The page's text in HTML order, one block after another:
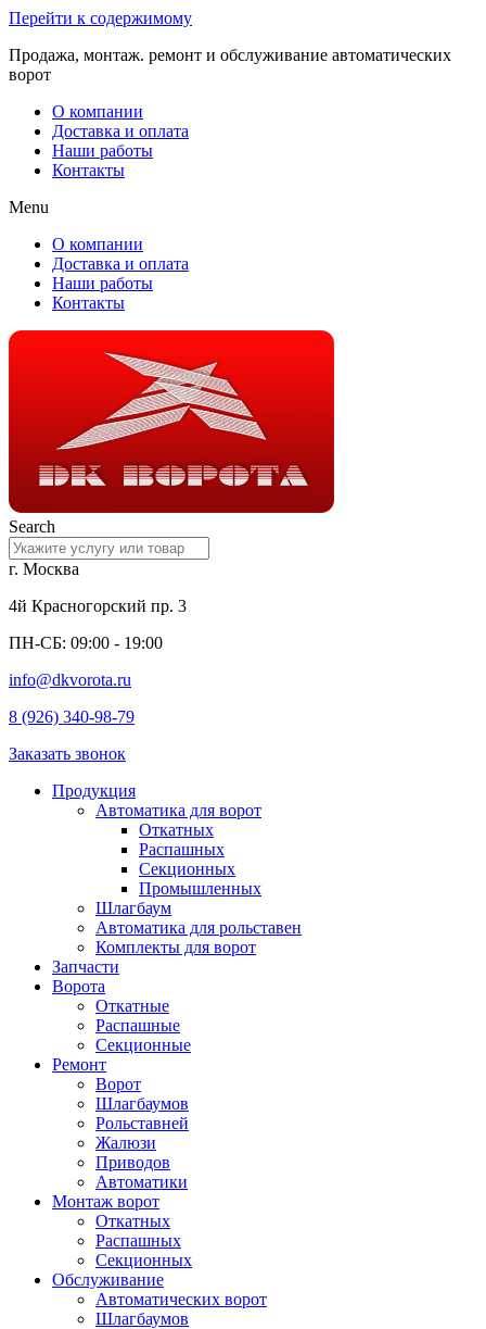
Перейти к содержимому
Продажа, монтаж. ремонт и обслуживание автоматических
ворот
О компании
Доставка и оплата
Наши работы
Контакты
Menu
О компании
Доставка и оплата
Наши работы
Контакты
Search
г. Москва
4й Красногорский пр. 3
ПН-СБ: 09:00 - 19:00
info@dkvorota.ru
8 (926) 340-98-79
Заказать звонок
Продукция
Автоматика для ворот
Откатных
Распашных
Секционных
Промышленных
Шлагбаум
Автоматика для рольставен
Комплекты для ворот
Запчасти
Ворота
Откатные
Распашные
Секционные
Ремонт
Ворот
Шлагбаумов
Рольставней
Жалюзи
Приводов
Автоматики
Монтаж ворот
Откатных
Распашных
Секционных
Обслуживание
Автоматических ворот
Шлагбаумов